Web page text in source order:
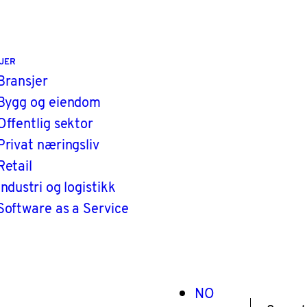
og eiendom
sektor
næringsliv
og logistikk
as a Service
NO